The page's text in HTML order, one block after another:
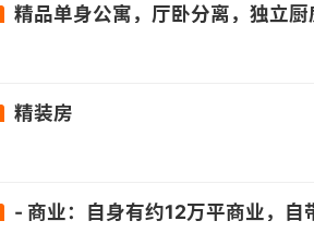
精品单身公寓，厅卧分离，独立厨
精装房
- 商业：自身有约12万平商业，自带3万平乐活街，周边还有正荣财富中心、万达广场(福州高新店)等. - 医疗：福建师范大学医院旗山门诊部等